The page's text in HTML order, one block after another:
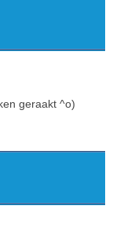
geraakt ^o)